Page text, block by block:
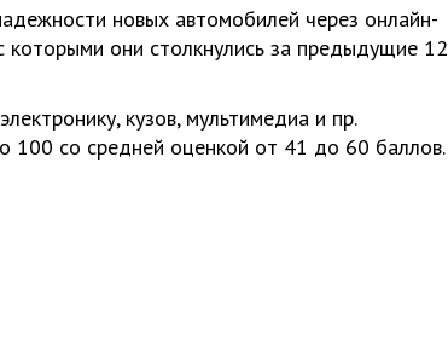
новых автомобилей через онлайн-
они столкнулись за предыдущие 12
кузов, мультимедиа и пр.
100 со средней оценкой от 41 до 60 баллов.